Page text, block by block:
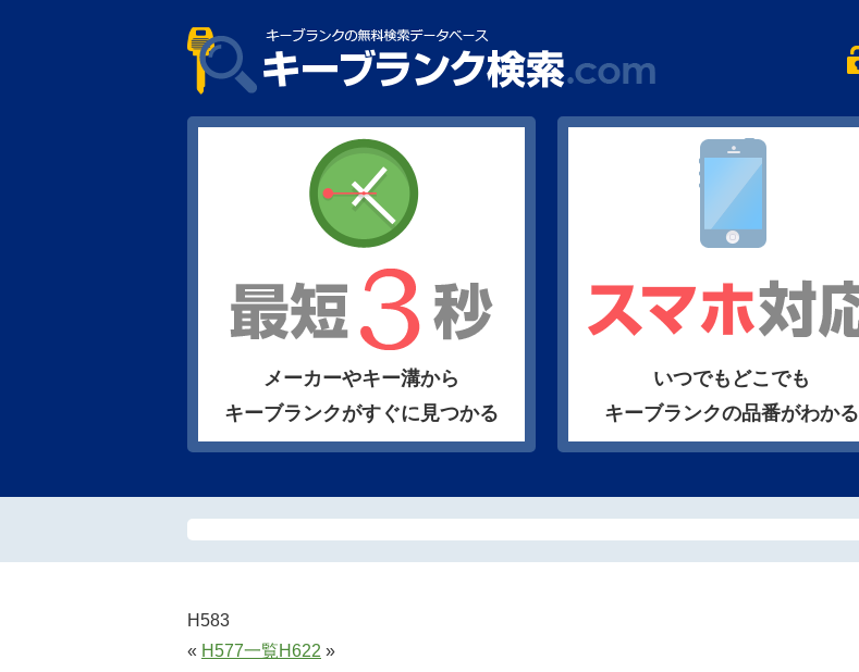
メーカーやキー溝から
キーブランクがすぐに見つかる
いつでもどこでも
キーブランクの品番がわかる
H583
« H577一覧H622 »